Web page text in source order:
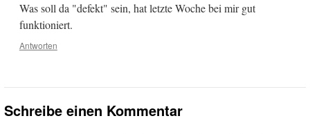
Was soll da "defekt" sein, hat letzte Woche bei mir gut
funktioniert.
Antworten
Schreibe einen Kommentar